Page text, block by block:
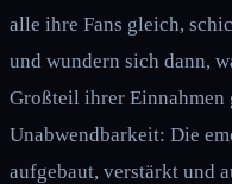
alle ihre Fans gleich,
und wundern sich dann,
Großteil ihrer Einnahmen
Unabwendbarkeit: Die
aufgebaut, verstärkt und